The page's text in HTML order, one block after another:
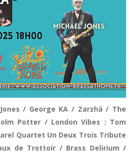
/ George KA / Zarzhä / The
Potter / London Vibes : Tom
Quartet Un Deux Trois Tribute
de Trottoir / Brass Delirium /